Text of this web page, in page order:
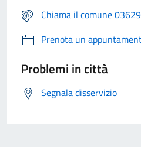
Chiama il comune
Prenota un
Problemi in città
Segnala disservizio